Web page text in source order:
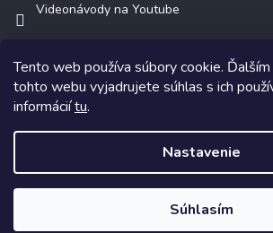
Tento web používa súbory cookie. Ďalším
tohto webu vyjadrujete súhlas s ich
informáciítu.
Nastavenie
Súhlasím
Videonávody na Youtube
Copyright 2026AMONIT.sk. Všetky